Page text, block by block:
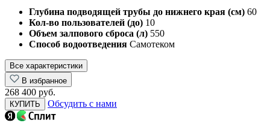
Глубина подводящей трубы до нижнего края (см) 60
Кол-во пользователей (до) 10
Объем залпового сброса (л) 550
Способ водоотведения Самотеком
Все характеристики
В избранное
268 400 руб.
КУПИТЬ Обсудить с нами